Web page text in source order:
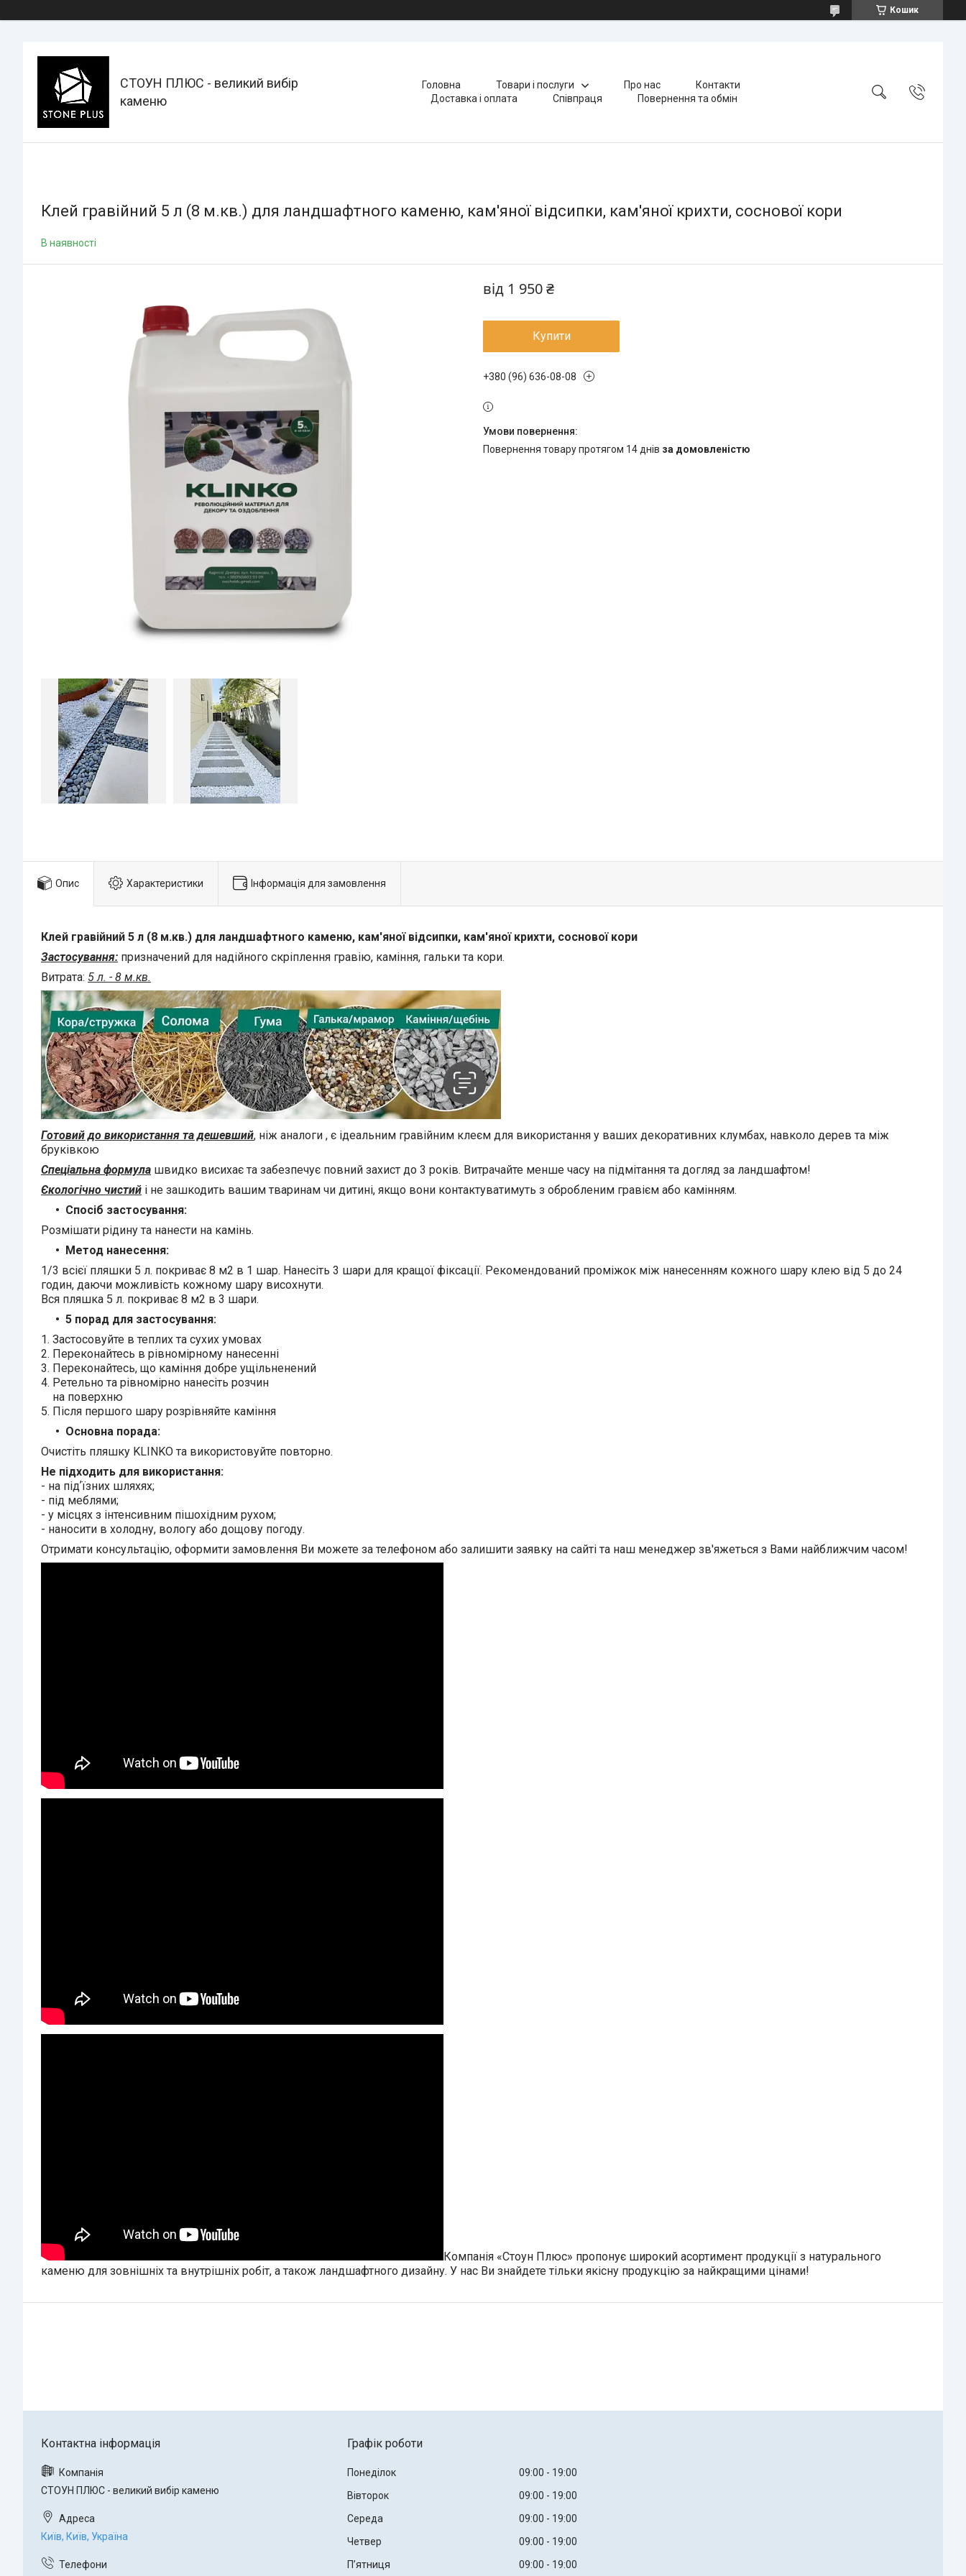
Кошик
СТОУН ПЛЮС - великий вибір
каменю
Головна Товари і послуги Про нас
Контакти
Доставка і оплата
Співпраця Повернення та обмін
Клей гравійний 5 л (8 м.кв.) для ландшафтного каменю, кам'яної відсипки, кам'яної крихти, соснової кори
В наявності
від 1 950 ₴
Купити
+380 (96) 636-08-08
повернення товару протягом 14 днів за домовленістю
Опис Характеристики Інформація для замовлення
Клей гравійний 5 л (8 м.кв.) для ландшафтного каменю, кам'яної відсипки, кам'яної крихти, соснової кори
Застосування: призначений для надійного скріплення гравію, каміння, гальки та кори.
Витрата: 5 л. - 8 м.кв.
Готовий до використання та дешевший, ніж аналоги , є ідеальним гравійним клеєм для використання у ваших декоративних клумбах, навколо дерев та між
бруківкою
Спеціальна формула швидко висихає та забезпечує повний захист до 3 років. Витрачайте менше часу на підмітання та догляд за ландшафтом!
Єкологічно чистий і не зашкодить вашим тваринам чи дитині, якщо вони контактуватимуть з обробленим гравієм або камінням.
Спосіб застосування:
Розмішати рідину та нанести на камінь.
Метод нанесення:
1/3 всієї пляшки 5 л. покриває 8 м2 в 1 шар. Нанесіть 3 шари для кращої фіксації. Рекомендований проміжок між нанесенням кожного шару клею від 5 до 24
годин, даючи можливість кожному шару висохнути.
Вся пляшка 5 л. покриває 8 м2 в 3 шари.
5 порад для застосування:
1. Застосовуйте в теплих та сухих умовах
2. Переконайтесь в рівномірному нанесенні
3. Переконайтесь, що каміння добре ущільненений
4. Ретельно та рівномірно нанесіть розчин
на поверхню
5. Після першого шару розрівняйте каміння
Основна порада:
Очистіть пляшку KLINKO та використовуйте повторно.
Не підходить для використання:
- на підʼїзних шляхях;
- під меблями;
- у місцях з інтенсивним пішохідним рухом;
- наносити в холодну, вологу або дощову погоду.
Отримати консультацію, оформити замовлення Ви можете за телефоном або залишити заявку на сайті та наш менеджер зв'яжеться з Вами найближчим часом!
Компанія «Стоун Плюс» пропонує широкий асортимент продукції з натурального
каменю для зовнішніх та внутрішніх робіт, а також ландшафтного дизайну. У нас Ви знайдете тільки якісну продукцію за найкращими цінами!
СТОУН ПЛЮС - великий вибір каменю
Київ, Київ, Україна
Графік роботи
Понеділок 09:00
19:00
Вівторок
09:00
19:00
Середа
09:00
19:00
Четвер
09:00
19:00
Пʼятниця
09:00 19:00